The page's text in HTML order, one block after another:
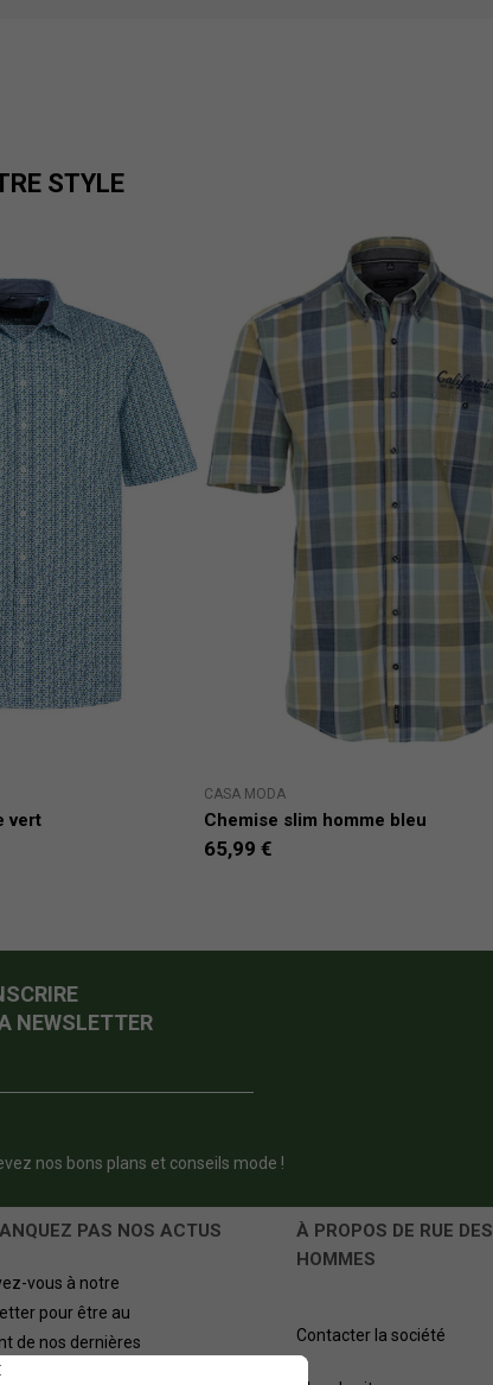
STYLE
vert
CASA MODA
Chemise slim homme bleu
65,99 €
NEWSLETTER
nos bons plans et conseils mode !
PAS NOS ACTUS
vous à notre
pour être au
de nos dernières
À PROPOS DE RUE DES
HOMMES
Contacter la société